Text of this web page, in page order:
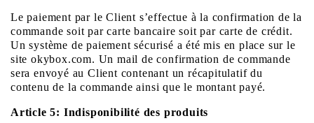
Le paiement par le Client s’effectue à la confirmation de la
commande soit par carte bancaire soit par carte de crédit.
Un système de paiement sécurisé a été mis en place sur le
site okybox.com. Un mail de confirmation de commande
sera envoyé au Client contenant un récapitulatif du
contenu de la commande ainsi que le montant payé.
Article 5: Indisponibilité des produits